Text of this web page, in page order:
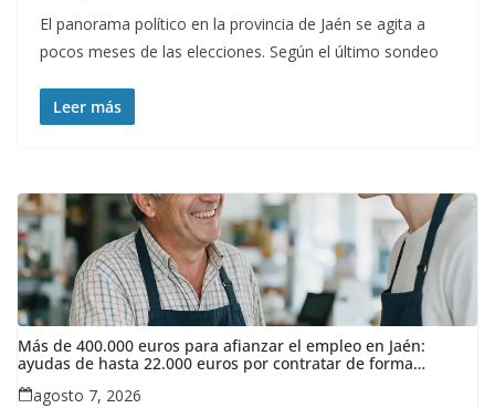
El panorama político en la provincia de Jaén se agita a
pocos meses de las elecciones. Según el último sondeo
Leer más
Más de 400.000 euros para afianzar el empleo en Jaén:
ayudas de hasta 22.000 euros por contratar de forma
indefinida
agosto 7, 2026